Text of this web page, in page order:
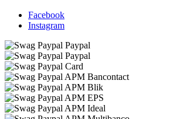
Facebook
Instagram